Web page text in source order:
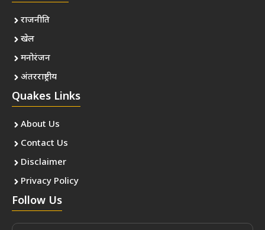
राजनीति
खेल
मनोरंजन
अंतरराष्ट्रीय
Quakes Links
About Us
Contact Us
Disclaimer
Privacy Policy
Follow Us